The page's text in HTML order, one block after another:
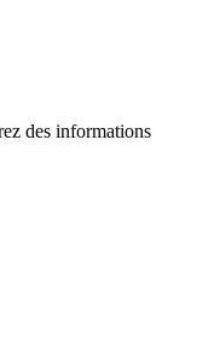
des informations